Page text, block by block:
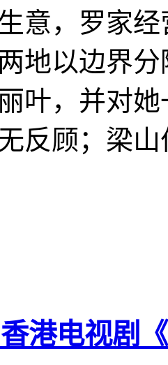
意，罗家
地以边界
叶，并对
反顾；梁
港电视剧